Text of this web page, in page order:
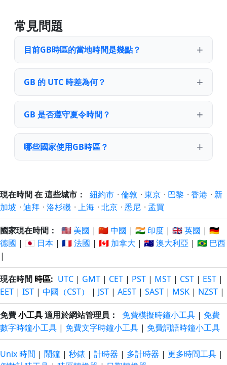
常見問題
目前GB時區的當地時間是幾點？
GB 的 UTC 時差為何？
GB 是否遵守夏令時間？
哪些國家使用GB時區？
現在時間 在 這些城市： 紐約市 · 倫敦 · 東京 · 巴黎 · 香港 · 新
加坡 · 迪拜 · 洛杉磯 · 上海 · 北京 · 悉尼 · 孟買
國家現在時間： 🇺🇸 美國 | 🇨🇳 中國 | 🇮🇳 印度 | 🇬🇧 英國 | 🇩🇪
德國 | 🇯🇵 日本 | 🇫🇷 法國 | 🇨🇦 加拿大 | 🇦🇺 澳大利亞 | 🇧🇷 巴西
|
現在時間 時區: UTC | GMT | CET | PST | MST | CST | EST |
EET | IST | 中國（CST） | JST | AEST | SAST | MSK | NZST |
免費小工具適用於網站管理員： 免費模擬時鐘小工具 | 免費
數字時鐘小工具 | 免費文字時鐘小工具 | 免費詞語時鐘小工具
Unix 時間 | 鬧鐘 | 秒錶 | 計時器 | 多計時器 | 更多時間工具 |